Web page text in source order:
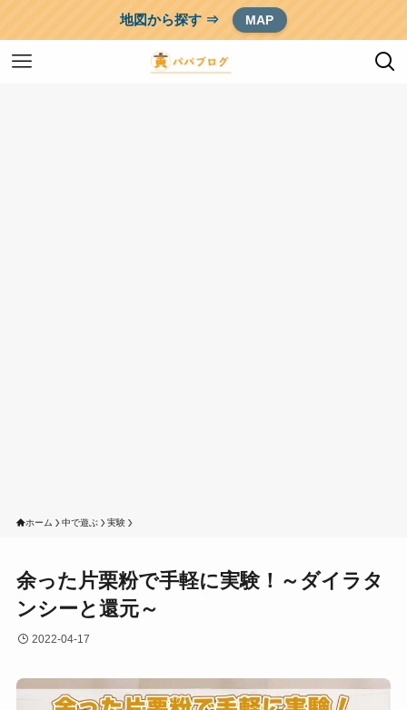
地図から探す ⇒ MAP
ホーム 中で遊ぶ 実験
余った片栗粉で手軽に実験！～ダイラタ
ンシーと還元～
2022-04-17